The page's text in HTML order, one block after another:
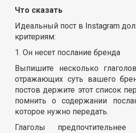
Что сказать
Идеальный пост в Instagram
критериям:
1. Он несет послание бренда
Выпишите несколько
отражающих суть вашего
постов держите этот список
помнить о содержании
которое нужно передать.
Глаголы предпочтительнее